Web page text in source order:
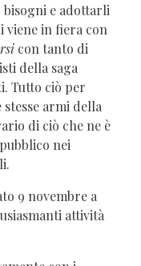
bisogni e adottarli
viene in fiera con
con tanto di
della saga
Tutto ciò per
armi della
di ciò che ne è
nei
9 novembre a
attività